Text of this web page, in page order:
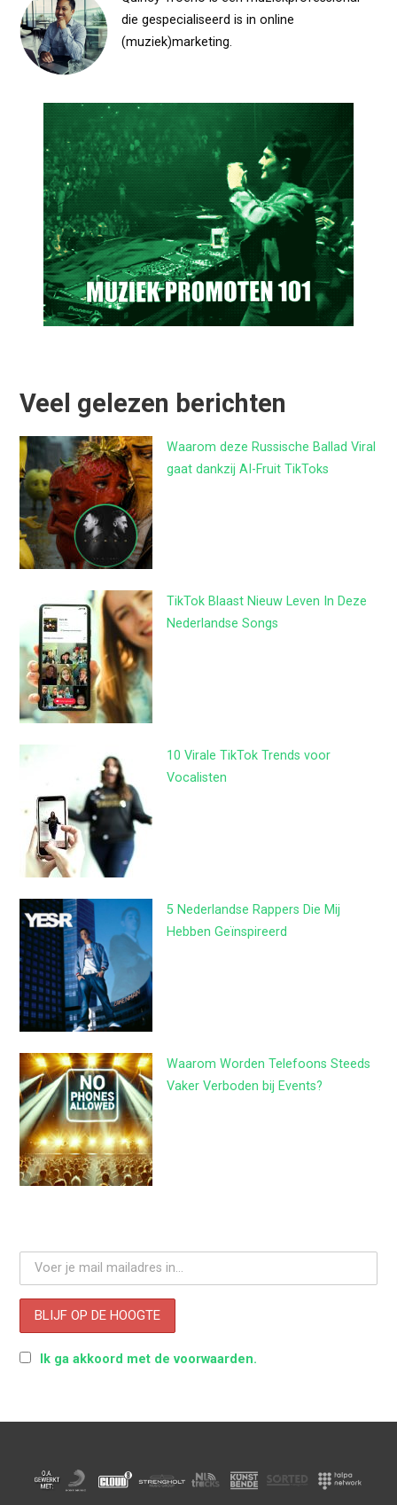
die gespecialiseerd is in online
(muziek)marketing.
Veel gelezen berichten
Waarom deze Russische Ballad Viral
gaat dankzij AI-Fruit TikToks
TikTok Blaast Nieuw Leven In Deze
Nederlandse Songs
10 Virale TikTok Trends voor
Vocalisten
5 Nederlandse Rappers Die Mij
Hebben Geïnspireerd
Waarom Worden Telefoons Steeds
Vaker Verboden bij Events?
Ik ga akkoord met de voorwaarden.